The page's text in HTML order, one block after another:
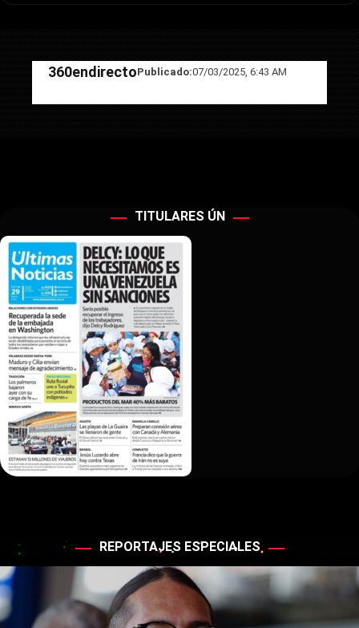
360endirectoPublicado:07/03/2025, 6:43 AM
TITULARES ÚN
REPORTAJES ESPECIALES